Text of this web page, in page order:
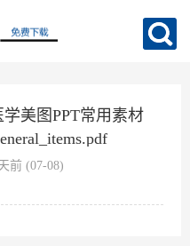
美图PPT常用素材
前 (07-08)